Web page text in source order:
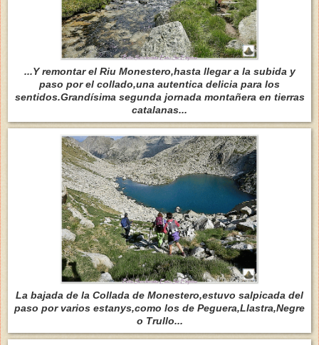
...Y remontar el Riu Monestero,hasta llegar a la subida y
paso por el collado,una autentica delicia para los
sentidos.Grandísima segunda jornada montañera en tierras
catalanas...
La bajada de la Collada de Monestero,estuvo salpicada del
paso por varios estanys,como los de Peguera,Llastra,Negre
o Trullo...